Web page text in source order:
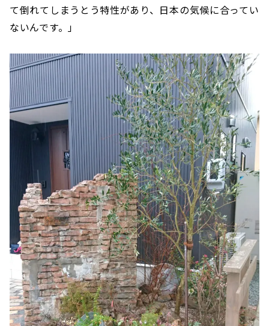
て倒れてしまうとう特性があり、日本の気候に合ってい
ないんです。」